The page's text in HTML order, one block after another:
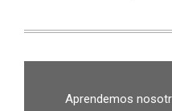
Aprendemos